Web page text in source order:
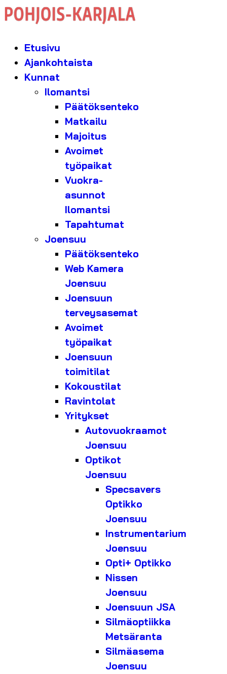
Etusivu
Ajankohtaista
Kunnat
Ilomantsi
Päätöksenteko
Matkailu
Majoitus
Avoimet
työpaikat
Vuokra-
asunnot
Ilomantsi
Tapahtumat
Joensuu
Päätöksenteko
Web Kamera
Joensuu
Joensuun
terveysasemat
Avoimet
työpaikat
Joensuun
toimitilat
Kokoustilat
Ravintolat
Yritykset
Autovuokraamot
Joensuu
Optikot
Joensuu
Specsavers
Optikko
Joensuu
Instrumentarium
Joensuu
Opti+ Optikko
Nissen
Joensuu
Joensuun JSA
Silmäoptiikka
Metsäranta
Silmäasema
Joensuu